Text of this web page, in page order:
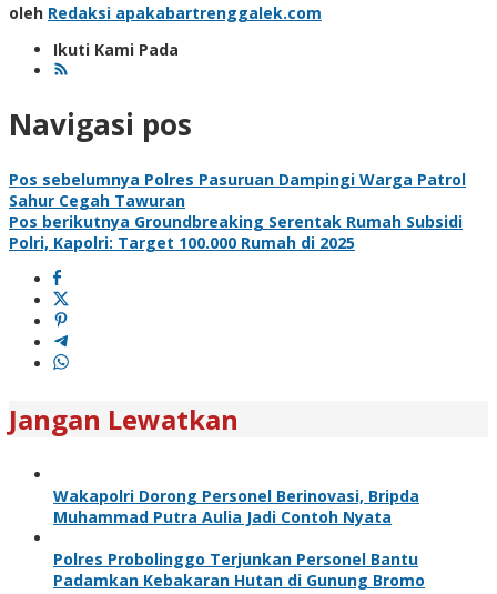
oleh Redaksi apakabartrenggalek.com
Ikuti Kami Pada
Navigasi pos
Pos sebelumnya Polres Pasuruan Dampingi Warga Patrol
Sahur Cegah Tawuran
Pos berikutnya Groundbreaking Serentak Rumah Subsidi
Polri, Kapolri: Target 100.000 Rumah di 2025
Jangan Lewatkan
Wakapolri Dorong Personel Berinovasi, Bripda
Muhammad Putra Aulia Jadi Contoh Nyata
Polres Probolinggo Terjunkan Personel Bantu
Padamkan Kebakaran Hutan di Gunung Bromo